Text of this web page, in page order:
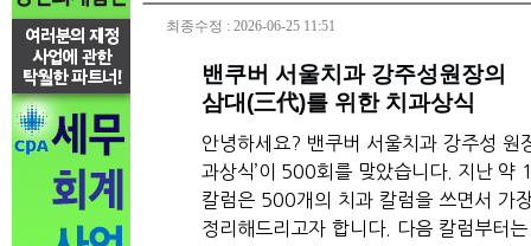
최종수정 : 2026-06-25 11:51
밴쿠버 서울치과 강주성원장의
삼대(三代)를 위한 치과상식
안녕하세요 ? 밴쿠버 서울치과 강주성 원
과상식’이 500회를 맞았습니다. 지난 약
칼럼은 500개의 치과 칼럼을 쓰면서 가
정리해드리고자 합니다. 다음 칼럼부터는